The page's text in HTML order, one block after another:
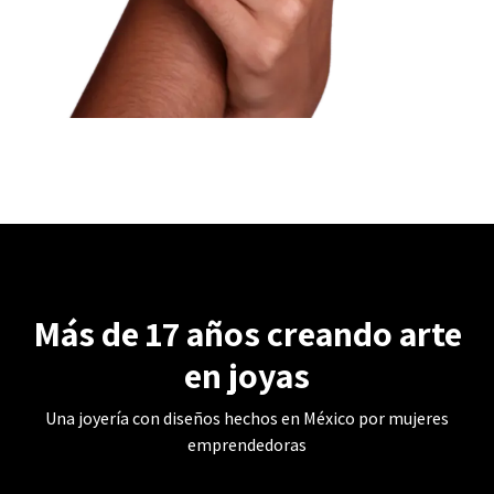
Más de 17 años creando arte
en joyas
Una joyería con diseños hechos en México por mujeres
emprendedoras